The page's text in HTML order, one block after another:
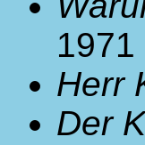
1971
Herr
Der